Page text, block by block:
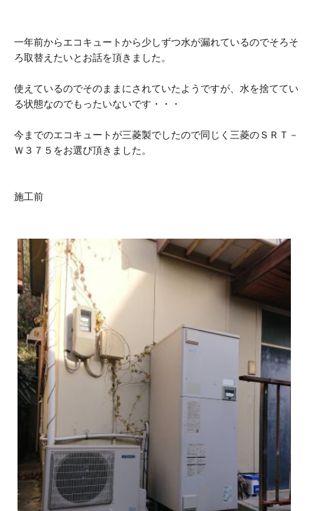
一年前からエコキュートから少しずつ水が漏れているのでそろそ
ろ取替えたいとお話を頂きました。
使えているのでそのままにされていたようですが、水を捨ててい
る状態なのでもったいないです・・・
今までのエコキュートが三菱製でしたので同じく三菱のＳＲＴ－
Ｗ３７５をお選び頂きました。
施工前